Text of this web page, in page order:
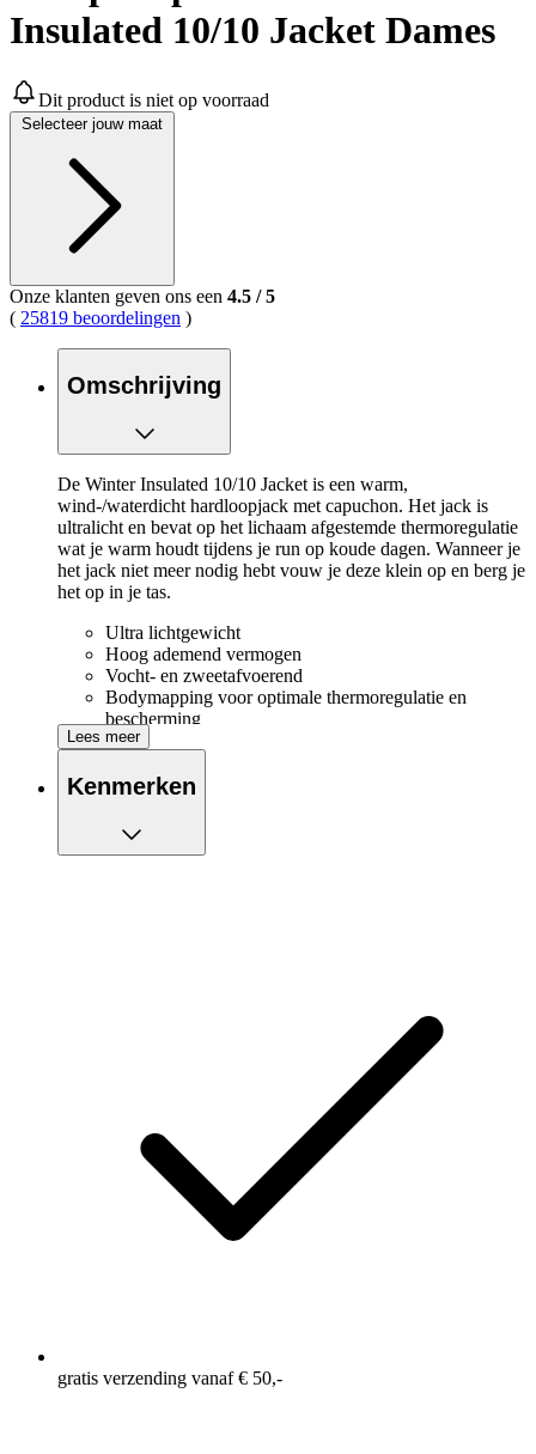
Insulated 10/10 Jacket Dames
Dit product is niet op voorraad
Selecteer jouw maat
Onze klanten geven ons een 4.5 /5
( 25819 beoordelingen )
Omschrijving
De Winter Insulated 10/10 Jacket is een warm,
wind-/waterdicht hardloopjack met capuchon. Het jack is
ultralicht en bevat op het lichaam afgestemde thermoregulatie
wat je warm houdt tijdens je run op koude dagen. Wanneer je
het jack niet meer nodig hebt vouw je deze klein op en berg je
het op in je tas.
Ultra lichtgewicht
Hoog ademend vermogen
Vocht- en zweetafvoerend
Bodymapping voor optimale thermoregulatie en
bescherming
Wind- en waterdicht membraan bij de schouders en
Lasergesneden gaatjes voor extra ventilatie
ventilatie en luchtcirculatie
4-Way stretch voor optimale bewegingsvrijheid
Lees meer
Kenmerken
gratis verzending vanaf € 50,-